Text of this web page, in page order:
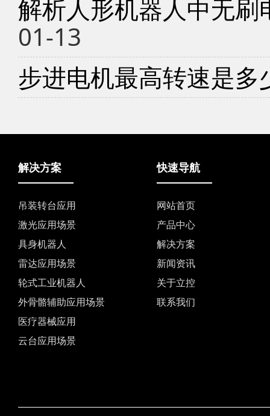
解析人形机器人中无
01-13
步进电机最高转速是多
解决方案
吊装转台应用
激光应用场景
具身机器人
雷达应用场景
轮式工业机器人
外骨骼辅助应用场景
医疗器械应用
云台应用场景
快速导航
网站首页
产品中心
解决方案
新闻资讯
关于立控
联系我们